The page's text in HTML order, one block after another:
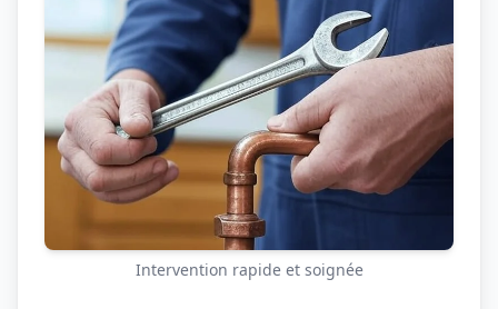
Intervention rapide et soignée